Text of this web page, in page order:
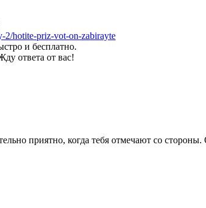
2/hotite-priz-vot-on-zabirayte
и бесплатно.
ответа от вас!
приятно, когда тебя отмечают со